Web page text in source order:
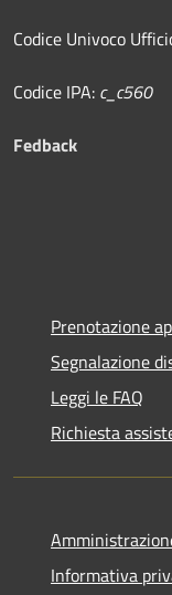
Codice Univoco
Codice IPA: c_c560
Fedback
Prenotazione
Segnalazione
Leggi le FAQ
Richiesta
Informativa